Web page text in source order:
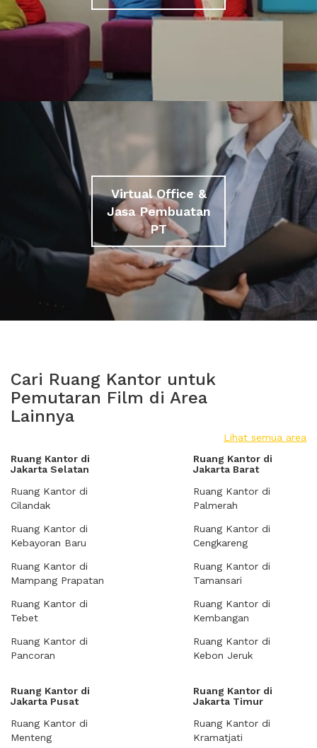
Virtual Office &
Jasa Pembuatan
PT
Cari Ruang Kantor untuk
Pemutaran Film di Area
Lainnya
Lihat semua area
Ruang Kantor di
Jakarta Selatan
Ruang Kantor di
Cilandak
Ruang Kantor di
Kebayoran Baru
Ruang Kantor di
Mampang Prapatan
Ruang Kantor di
Tebet
Ruang Kantor di
Pancoran
Ruang Kantor di
Jakarta Barat
Ruang Kantor di
Palmerah
Ruang Kantor di
Cengkareng
Ruang Kantor di
Tamansari
Ruang Kantor di
Kembangan
Ruang Kantor di
Kebon Jeruk
Ruang Kantor di
Jakarta Pusat
Ruang Kantor di
Menteng
Ruang Kantor di
Jakarta Timur
Ruang Kantor di
Kramatjati